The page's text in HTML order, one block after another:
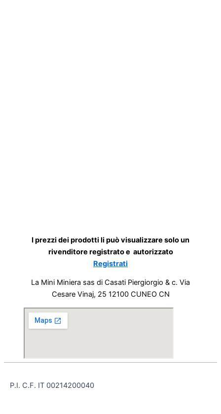
I prezzi dei prodotti li può visualizzare solo un
rivenditore registrato e autorizzato
Registrati
La Mini Miniera sas di Casati Piergiorgio & c. Via
Cesare Vinaj, 25 12100 CUNEO CN
P.I. C.F. IT 00214200040